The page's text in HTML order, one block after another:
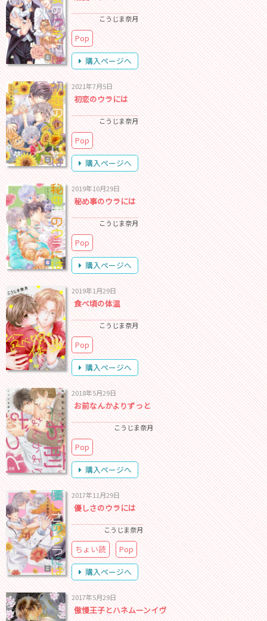
こうじま奈月
Pop
購入ページへ
2021年7月5日
初恋のウラには
こうじま奈月
Pop
購入ページへ
2019年10月29日
秘め事のウラには
こうじま奈月
Pop
購入ページへ
2019年1月29日
食べ頃の体温
こうじま奈月
Pop
購入ページへ
2018年5月29日
お前なんかよりずっと
こうじま奈月
Pop
購入ページへ
2017年11月29日
優しさのウラには
こうじま奈月
ちょい読
Pop
購入ページへ
2017年5月29日
傲慢王子とハネムーンイヴ